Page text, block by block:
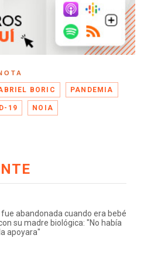
BORIC PANDEMIA
19 NOIA
abandonada cuando era bebé
su madre biológica: "No había
apoyara"